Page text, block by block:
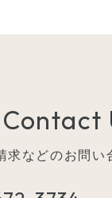
Contact
求などのお問い